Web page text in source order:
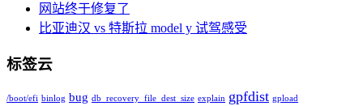
网站终于修复了
比亚迪汉 vs 特斯拉 model y 试驾感受
标签云
/boot/efi binlog bug db_recovery_file_dest_size explain gpfdist gpload